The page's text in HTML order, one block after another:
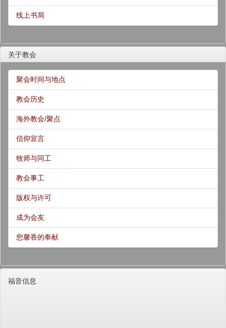
线上书局
关于教会
聚会时间与地点
教会历史
海外教会/聚点
信仰宣言
牧师与同工
教会事工
版权与许可
成为会友
您馨香的奉献
福音信息